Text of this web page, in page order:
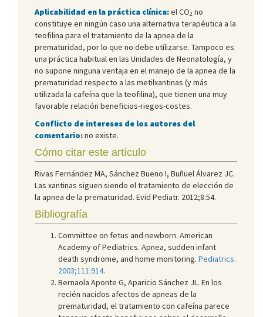
Aplicabilidad en la práctica clínica:el CO2 no
constituye en ningún caso una alternativa terapéutica a la
teofilina para el tratamiento de la apnea de la
prematuridad, por lo que no debe utilizarse. Tampoco es
una práctica habitual en las Unidades de Neonatología, y
no supone ninguna ventaja en el manejo de la apnea de la
prematuridad respecto a las metilxantinas (y más
utilizada la cafeína que la teofilina), que tienen una muy
favorable relación beneficios-riegos-costes.
Conflicto de intereses de los autores del
comentario:no existe.
Cómo citar este artículo
Rivas Fernández MA, Sánchez Bueno I, Buñuel Álvarez JC.
Las xantinas siguen siendo el tratamiento de elección de
la apnea de la prematuridad. Evid Pediatr. 2012;8:54.
Bibliografía
Committee on fetus and newborn. American
Academy of Pediatrics. Apnea, sudden infant
death syndrome, and home monitoring. Pediatrics.
2003;111:914.
Bernaola Aponte G, Aparicio Sánchez JL. En los
recién nacidos afectos de apneas de la
prematuridad, el tratamiento con cafeína parece